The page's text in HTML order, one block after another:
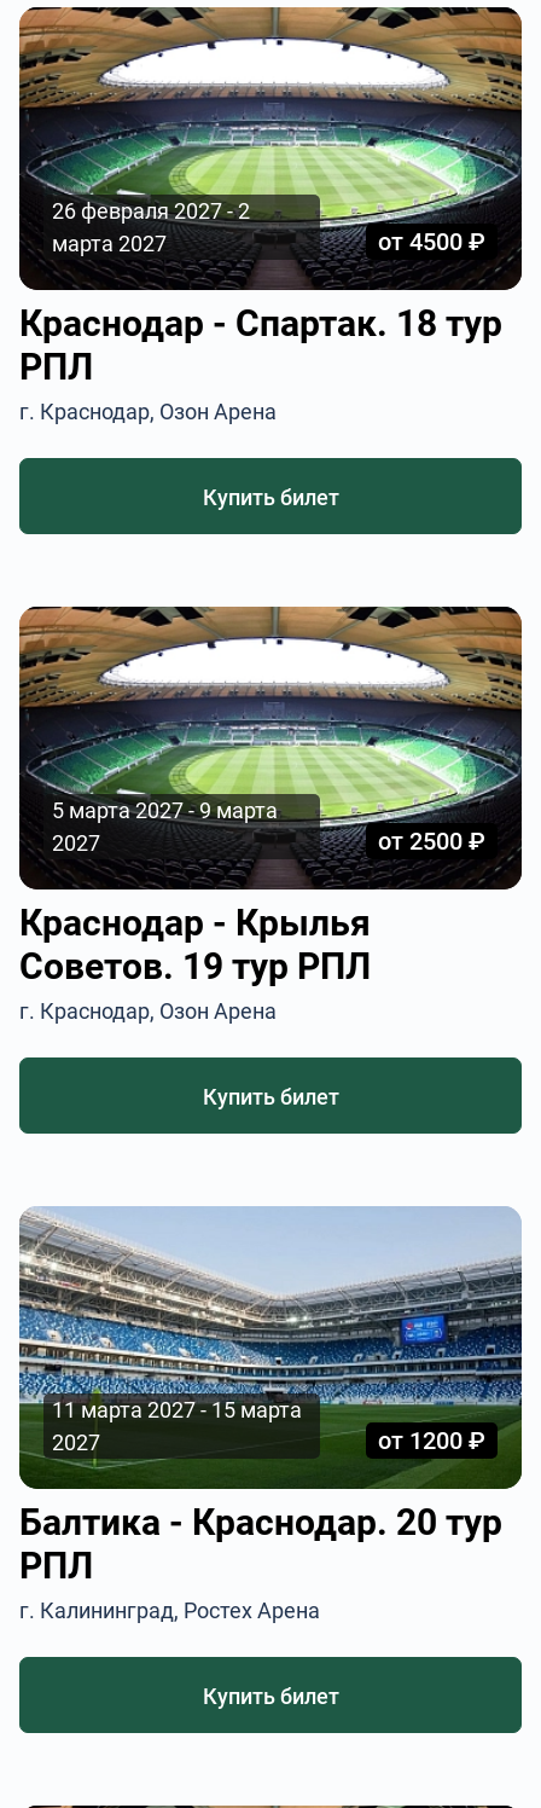
26 февраля 2027 - 2
марта 2027
от 4500 ₽
Краснодар - Спартак. 18 тур
РПЛ
г. Краснодар, Озон Арена
Купить билет
5 марта 2027 - 9 марта
2027
от 2500 ₽
Краснодар - Крылья
Советов. 19 тур РПЛ
г. Краснодар, Озон Арена
Купить билет
11 марта 2027 - 15 марта
2027
от 1200 ₽
Балтика - Краснодар. 20 тур
РПЛ
г. Калининград, Ростех Арена
Купить билет